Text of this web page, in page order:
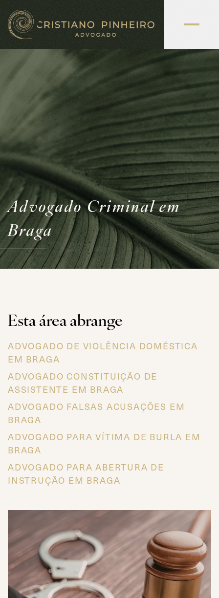
Advogado Criminal em
Braga
Esta área abrange
ADVOGADO DE VIOLÊNCIA DOMÉSTICA
EM BRAGA
ADVOGADO CONSTITUIÇÃO DE
ASSISTENTE EM BRAGA
ADVOGADO FALSAS ACUSAÇÕES EM
BRAGA
ADVOGADO PARA VÍTIMA DE BURLA EM
BRAGA
ADVOGADO PARA ABERTURA DE
INSTRUÇÃO EM BRAGA